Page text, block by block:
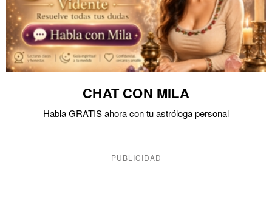
CHAT CON MILA
Habla GRATIS ahora con tu astróloga personal